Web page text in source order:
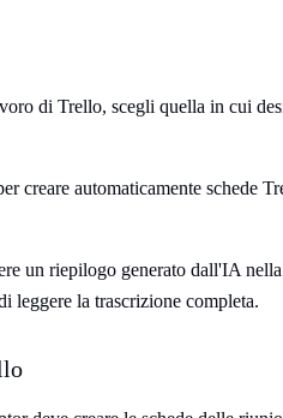
di Trello, scegli quella in cui
creare automaticamente schede
un riepilogo generato dall'IA
leggere la trascrizione completa.